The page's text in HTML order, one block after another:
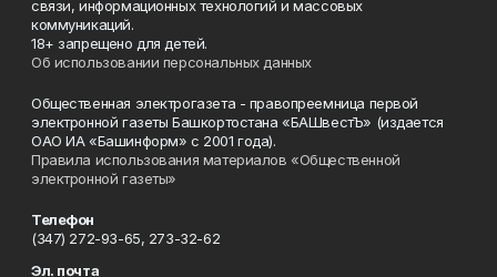
связи, информационных технологий и массовых
коммуникаций.
18+ запрещено для детей.
Об использовании персональных данных
Общественная электрогазета - правопреемница первой
электронной газеты Башкортостана «БАШвестЪ» (издается
ОАО ИА «Башинформ» с 2001 года).
Правила использования материалов «Общественной
электронной газеты»
Телефон
(347) 272-93-65, 273-32-62
Эл. почта